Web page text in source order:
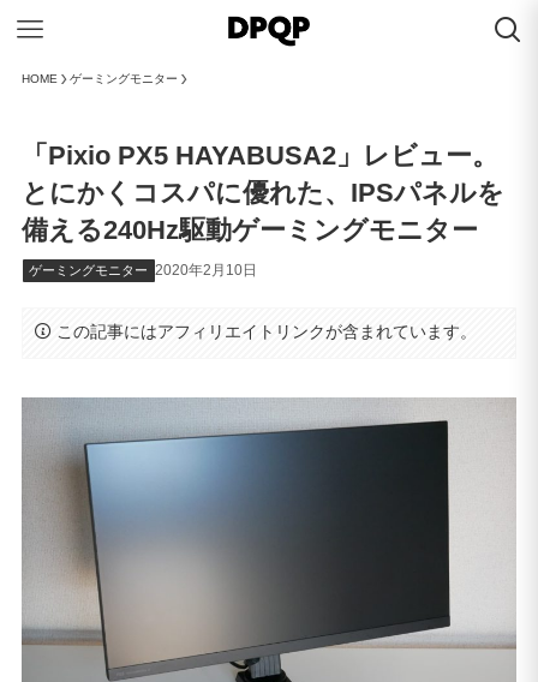
HOME ゲーミングモニター
「Pixio PX5 HAYABUSA2」レビュー。
とにかくコスパに優れた、IPSパネルを
備える240Hz駆動ゲーミングモニター
ゲーミングモニター 2020年2月10日
この記事にはアフィリエイトリンクが含まれています。